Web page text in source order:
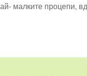
малките процепи,